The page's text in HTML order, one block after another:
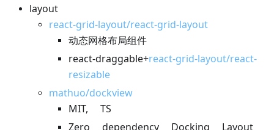
layout
react-grid-layout/react-grid-layout
动态网格布局组件
react-draggable+react-grid-layout/react-
resizable
mathuo/dockview
MIT, TS
Zero dependency Docking Layout